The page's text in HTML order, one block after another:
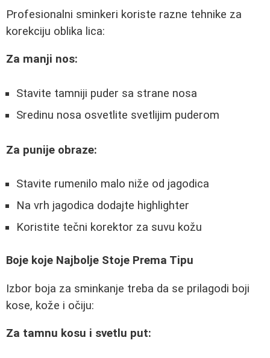
Profesionalni sminkeri koriste razne tehnike za
korekciju oblika lica:
Za manji nos:
Stavite tamniji puder sa strane nosa
Sredinu nosa osvetlite svetlijim puderom
Za punije obraze:
Stavite rumenilo malo niže od jagodica
Na vrh jagodica dodajte highlighter
Koristite tečni korektor za suvu kožu
Boje koje Najbolje Stoje Prema Tipu
Izbor boja za sminkanje treba da se prilagodi boji
kose, kože i očiju:
Za tamnu kosu i svetlu put: